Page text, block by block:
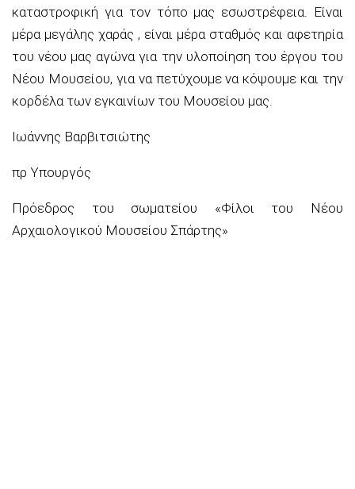
καταστροφική για τον τόπο μας εσωστρέφεια. Είναι
μέρα μεγάλης χαράς , είναι μέρα σταθμός και αφετηρία
του νέου μας αγώνα για την υλοποίηση του έργου του
Νέου Μουσείου, για να πετύχουμε να κόψουμε και την
κορδέλα των εγκαινίων του Μουσείου μας.
Ιωάννης Βαρβιτσιώτης
πρ Υπουργός
Πρόεδρος του σωματείου «Φίλοι του Νέου
Αρχαιολογικού Μουσείου Σπάρτης»